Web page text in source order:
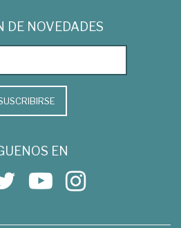
DE NOVEDADES
EN